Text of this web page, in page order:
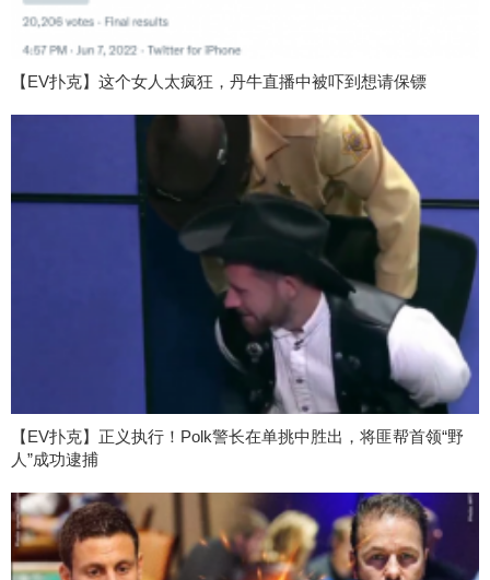
【EV扑克】这个女人太疯狂，丹牛直播中被吓到想请保镖
【EV扑克】正义执行！Polk警长在单挑中胜出，将匪帮首领“野
人”成功逮捕